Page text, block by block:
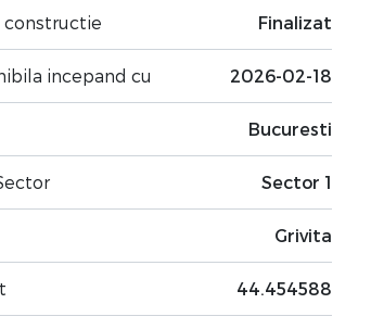
constructie Finalizat
incepand cu 2026-02-18
Bucuresti
Sector 1
Grivita
44.454588